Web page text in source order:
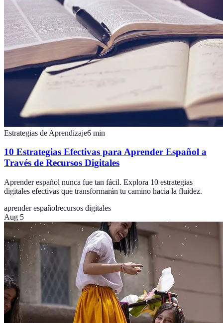
Estrategias de Aprendizaje6 min
10 Estrategias Efectivas para Aprender Español a
Través de Recursos Digitales
Aprender español nunca fue tan fácil. Explora 10 estrategias
digitales efectivas que transformarán tu camino hacia la fluidez.
aprender españolrecursos digitales
Aug 5